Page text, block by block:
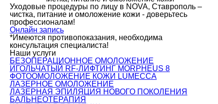
Уходовые процедуры по лицу в NOVA, Ставрополь –
чистка, питание и омоложение кожи - доверьтесь
профессионалам!
Онлайн запись
*Имеются противопоказания, необходима
консультация специалиста!
Наши услуги
БЕЗОПЕРАЦИОННОЕ ОМОЛОЖЕНИЕ
ИГОЛЬЧАТЫЙ RF-ЛИФТИНГ MORPHEUS 8
ФОТООМОЛОЖЕНИЕ КОЖИ LUMECCA
ЛАЗЕРНОЕ ОМОЛОЖЕНИЕ
ЛАЗЕРНАЯ ЭПИЛЯЦИЯ НОВОГО ПОКОЛЕНИЯ
БАЛЬНЕОТЕРАПИЯ